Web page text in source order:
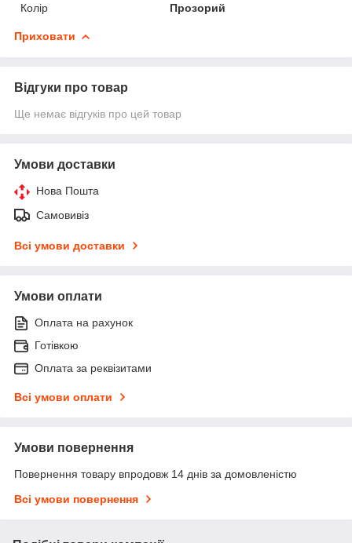
Колір
Прозорий
Приховати
Відгуки про товар
Ще немає відгуків про цей товар
Умови доставки
Нова Пошта
Самовивіз
Всі умови доставки
Умови оплати
Оплата на рахунок
Готівкою
Оплата за реквізитами
Всі умови оплати
Умови повернення
Повернення товару впродовж 14 днів за домовленістю
Всі умови повернення